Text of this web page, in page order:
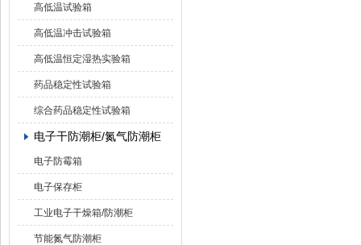
高低温试验箱
高低温冲击试验箱
高低温恒定湿热实验箱
药品稳定性试验箱
综合药品稳定性试验箱
电子干防潮柜/氮气防潮柜
电子防霉箱
电子保存柜
工业电子干燥箱/防潮柜
节能氮气防潮柜